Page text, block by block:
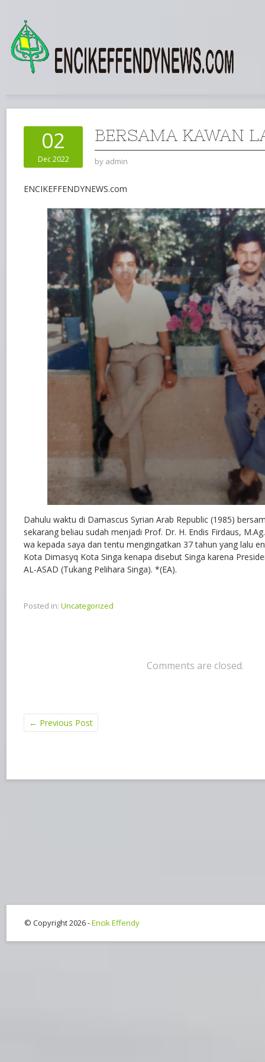
02
Dec 2022
BERSAMA KAWAN
by admin
ENCIKEFFENDYNEWS.com
Dahulu waktu di Damascus Syrian Arab Republic (1985)
sekarang beliau sudah menjadi Prof. Dr. H. Endis Firdaus,
wa kepada saya dan tentu mengingatkan 37 tahun yang lalu
Kota Dimasyq Kota Singa kenapa disebut Singa karena
AL-ASAD (Tukang Pelihara Singa). *(EA).
Posted in: Uncategorized
Comments are closed.
← Previous Post
© Copyright 2026 -Encik Effendy